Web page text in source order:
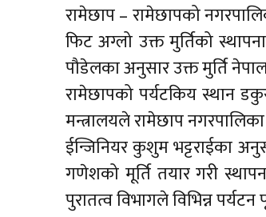
रामेछाप – रामेछापको
फिट अग्लो उक्त मुर्तिको
पौडेलका अनुसार उक्त मुर्ति
रामेछापको पर्यटकिय स्थान
मन्त्रालयले रामेछाप
ईन्जिनियर कुशुम भट्टराईका
गणेशको मूर्ति तयार गरी
पुरातत्व विभागले विभिन्न